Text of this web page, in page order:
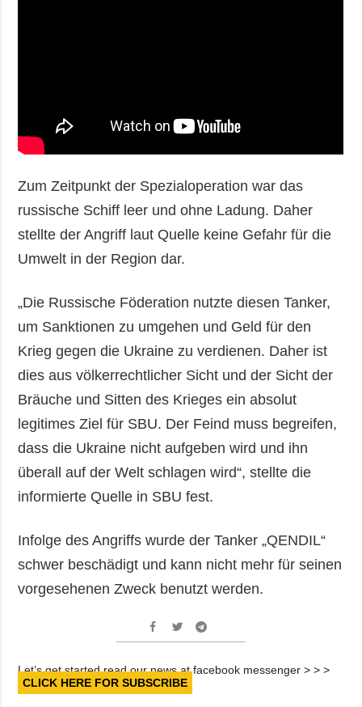
Zum Zeitpunkt der Spezialoperation war das
russische Schiff leer und ohne Ladung. Daher
stellte der Angriff laut Quelle keine Gefahr für die
Umwelt in der Region dar.
„Die Russische Föderation nutzte diesen Tanker,
um Sanktionen zu umgehen und Geld für den
Krieg gegen die Ukraine zu verdienen. Daher ist
dies aus völkerrechtlicher Sicht und der Sicht der
Bräuche und Sitten des Krieges ein absolut
legitimes Ziel für SBU. Der Feind muss begreifen,
dass die Ukraine nicht aufgeben wird und ihn
überall auf der Welt schlagen wird“, stellte die
informierte Quelle in SBU fest.
Infolge des Angriffs wurde der Tanker „QENDIL“
schwer beschädigt und kann nicht mehr für seinen
vorgesehenen Zweck benutzt werden.
Let’s get started read our news at facebook messenger > > >
CLICK HERE FOR SUBSCRIBE